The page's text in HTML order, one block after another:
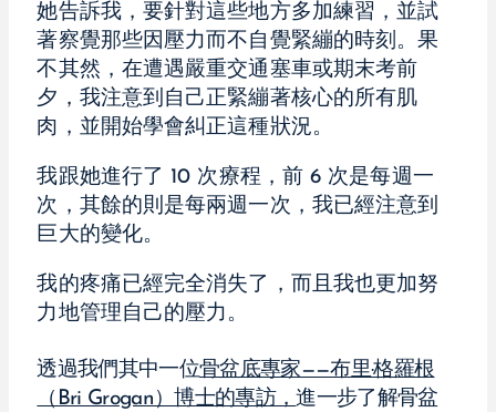
她告訴我，要針對這些地方多加練習，並試
著察覺那些因壓力而不自覺緊繃的時刻。果
不其然，在遭遇嚴重交通塞車或期末考前
夕，我注意到自己正緊繃著核心的所有肌
肉，並開始學會糾正這種狀況。
我跟她進行了 10 次療程，前 6 次是每週一
次，其餘的則是每兩週一次，我已經注意到
巨大的變化。
我的疼痛已經完全消失了，而且我也更加努
力地管理自己的壓力。
透過我們其中一位骨盆底專家——布里·格羅根
（Bri Grogan）博士的專訪，進一步了解骨盆